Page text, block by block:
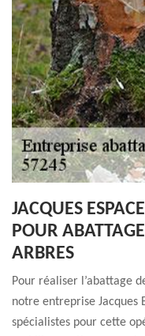
JACQUES
POUR
ARBRES
Pour réaliser l’abattage
notre entreprise Jacques
spécialistes pour cette